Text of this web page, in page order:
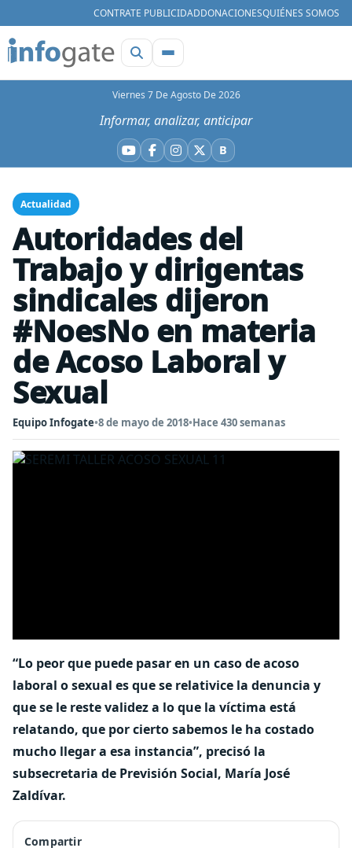
CONTRATE PUBLICIDADDONACIONESQUIÉNES SOMOS
Viernes 7 De Agosto De 2026
Informar, analizar, anticipar
YouTube
Facebook
Instagram
X BBluesky
Actualidad
Autoridades del
Trabajo y dirigentas
sindicales dijeron
#NoesNo en materia
de Acoso Laboral y
Sexual
Equipo Infogate•8 de mayo de 2018•Hace 430 semanas
“Lo peor que puede pasar en un caso de acoso
laboral o sexual es que se relativice la denuncia y
que se le reste validez a lo que la víctima está
relatando, que por cierto sabemos le ha costado
mucho llegar a esa instancia”, precisó la
subsecretaria de Previsión Social, María José
Zaldívar.
Compartir